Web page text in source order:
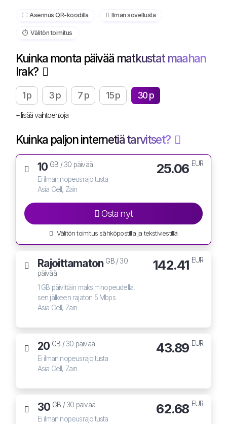
⛶️️ Asennus QR-koodilla ️ Ilman sovellusta
⏱️️ Välitön toimitus
Kuinka monta päivää matkustat maahan
Irak?
1 p 3 p 7 p 15 p 30 p
+ lisää vaihtoehtoja
Kuinka paljon internetiä tarvitset?
10 GB /30 päivää
Ei ilman nopeusrajoitusta
Asia Cell, Zain
25.06 EUR
Osta nyt
Välitön toimitus sähköpostilla ja tekstiviestillä
Rajoittamaton GB /30
päivää
1 GB päivittäin maksiminopeudella,
sen jälkeen rajaton 5 Mbps
Asia Cell, Zain
142.41 EUR
20 GB /30 päivää
Ei ilman nopeusrajoitusta
Asia Cell, Zain
43.89 EUR
30 GB /30 päivää
Ei ilman nopeusrajoitusta
62.68 EUR